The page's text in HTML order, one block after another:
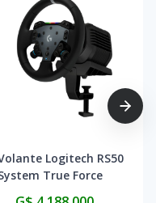
Logitech RS50
True Force